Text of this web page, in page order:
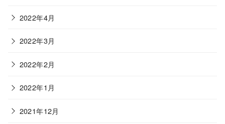
2022年4月
2022年3月
2022年2月
2022年1月
2021年12月